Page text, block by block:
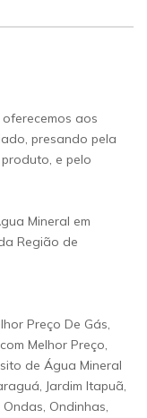
aos
presando pela
e pelo
Mineral em
Região de
Preço De Gás,
Melhor Preço,
de Água Mineral
Jardim Itapuã,
Ondinhas,